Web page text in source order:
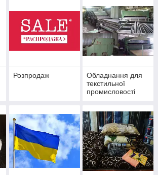
Розпродаж
Обладнання для
текстильної
промисловості